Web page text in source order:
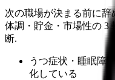
次の職場が決まる前に
体調・貯金・市場性の 3
断.
うつ症状・睡眠障
化している